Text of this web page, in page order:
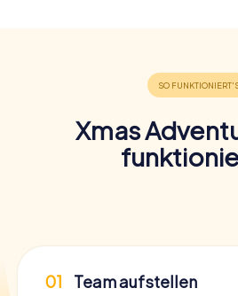
Xmas
01 Team aufstellen